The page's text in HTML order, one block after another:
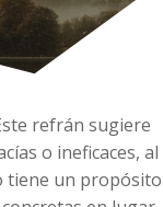
refrán sugiere
o ineficaces, al
tiene un propósito